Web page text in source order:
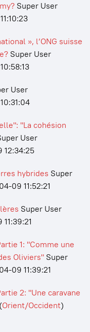
Super User
», l’ONG suisse
Super User
User
"La cohésion
User
hybrides Super
09 11:52:21
Super User
1: "Comme une
Oliviers" Super
09 11:39:21
2: "Une caravane
(Orient/Occident)